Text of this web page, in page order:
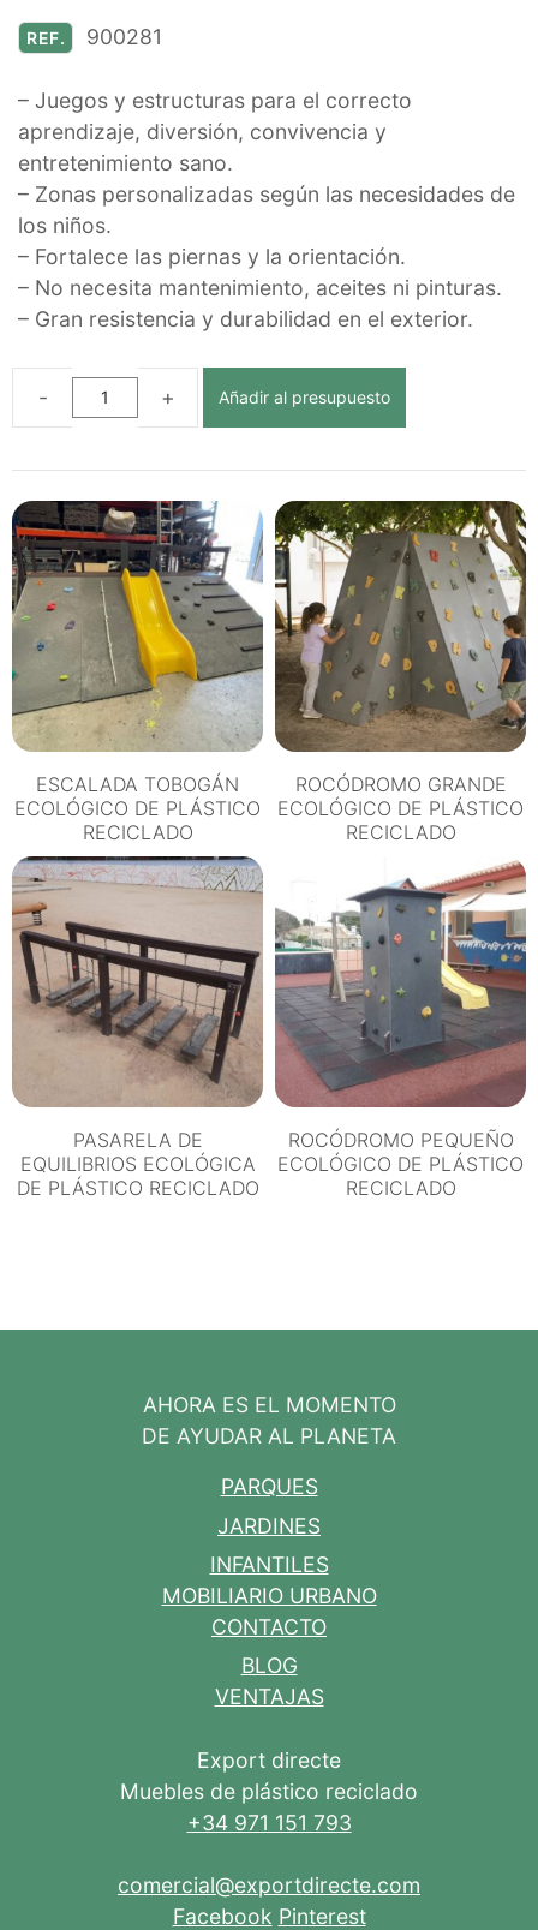
REF. 900281
– Juegos y estructuras para el correcto
aprendizaje, diversión, convivencia y
entretenimiento sano.
– Zonas personalizadas según las necesidades de
los niños.
– Fortalece las piernas y la orientación.
– No necesita mantenimiento, aceites ni pinturas.
– Gran resistencia y durabilidad en el exterior.
TORRES
RECTA
ECOLÓGICA
DE
PLÁSTICO
RECICLADO
cantidad
Añadir al presupuesto
ESCALADA TOBOGÁN
ECOLÓGICO DE PLÁSTICO
RECICLADO
ROCÓDROMO GRANDE
ECOLÓGICO DE PLÁSTICO
RECICLADO
PASARELA DE
EQUILIBRIOS ECOLÓGICA
DE PLÁSTICO RECICLADO
ROCÓDROMO PEQUEÑO
ECOLÓGICO DE PLÁSTICO
RECICLADO
AHORA ES EL MOMENTO
DE AYUDAR AL PLANETA
PARQUES
JARDINES
INFANTILES
MOBILIARIO URBANO
CONTACTO
BLOG
VENTAJAS
Export directe
Muebles de plástico reciclado
+34 971 151 793
comercial@exportdirecte.com
Facebook Pinterest